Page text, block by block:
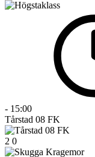
- 15:00
Tårstad 08 FK
2 0